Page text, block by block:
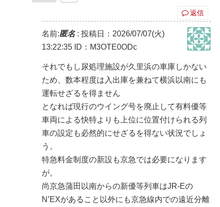
返信
名前:匿名: 投稿日：2026/07/07(火)
13:22:35 ID：M3OTE0ODc
それでもし尿処理施設が久里浜の車庫しかない
ため、数本程度は入出庫を兼ねて横浜以南にも
運転せざるを得ません
となれば現行のウイング号を廃止して有料優等
車両による快特よりも上位に位置付けられる列
車の設定も必然的にせざるを得ない状況でしょ
う。
特急料金制度の新設も京急では必要になります
が。
尚京急蒲田以南からの新優等列車はJR-Eの
N’EXがあること以外にも京急線内での遠近分離